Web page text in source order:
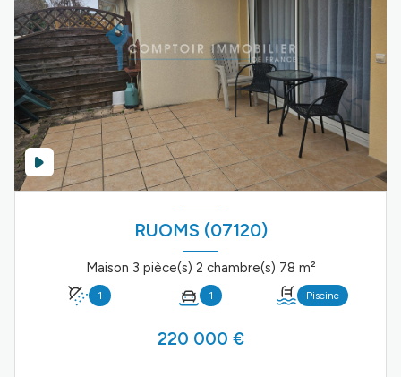
RUOMS (07120)
Maison 3 pièce(s) 2 chambre(s) 78 m²
1 1 Piscine
220 000 €